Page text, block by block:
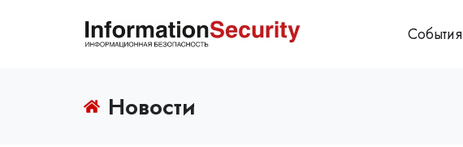
События
Новости